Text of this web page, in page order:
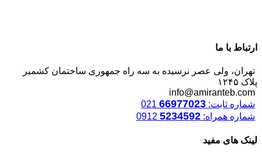
ارتباط با ما
تهران، ولی عصر نرسیده به سه راه جمهوری ساختمان کشمیر
پلاک ۱۲۴۵
info@amiranteb.com
شماره ثابت: 66977023
شماره همراه: 5234592
لینک های مفید